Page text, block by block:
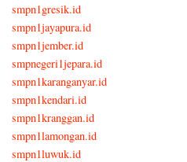
smpn1gresik.id
smpn1jayapura.id
smpn1jember.id
smpnegeri1jepara.id
smpn1karanganyar.id
smpn1kendari.id
smpn1kranggan.id
smpn1lamongan.id
smpn1luwuk.id